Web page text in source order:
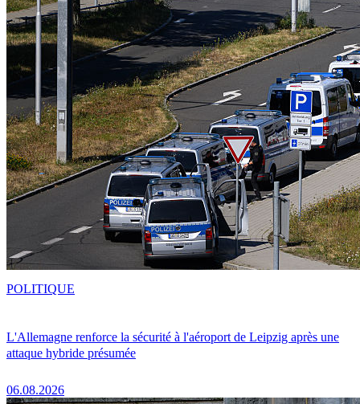
L'Allemagne renforce la sécurité à l'aéroport de Leipzig après une
attaque hybride présumée
06.08.2026
POLITIQUE